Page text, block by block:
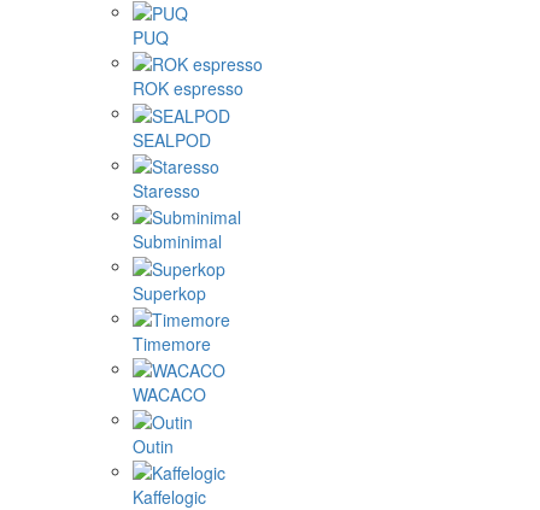
PUQ
ROK espresso
SEALPOD
Staresso
Subminimal
Superkop
Timemore
WACACO
Outin
Kaffelogic